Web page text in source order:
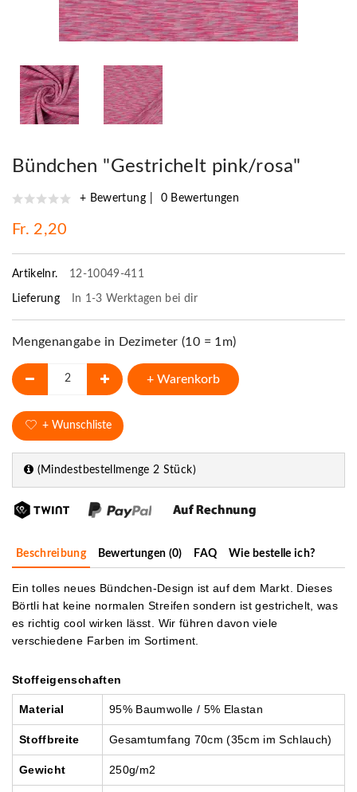
Bündchen "Gestrichelt pink/rosa"
+ Bewertung 0 Bewertungen
Fr. 2,20
Artikelnr. 12-10049-411
Lieferung In 1-3 Werktagen bei dir
Mengenangabe in Dezimeter (10 = 1m)
+ Warenkorb
+ Wunschliste
(Mindestbestellmenge 2 Stück)
Beschreibung Bewertungen (0) FAQ Wie bestelle ich?
Ein tolles neues Bündchen-Design ist auf dem Markt. Dieses
Börtli hat keine normalen Streifen sondern ist gestrichelt, was
es richtig cool wirken lässt. Wir führen davon viele
verschiedene Farben im Sortiment.
Stoffeigenschaften
Material 95% Baumwolle / 5% Elastan
Stoffbreite Gesamtumfang 70cm (35cm im Schlauch)
Gewicht 250g/m2